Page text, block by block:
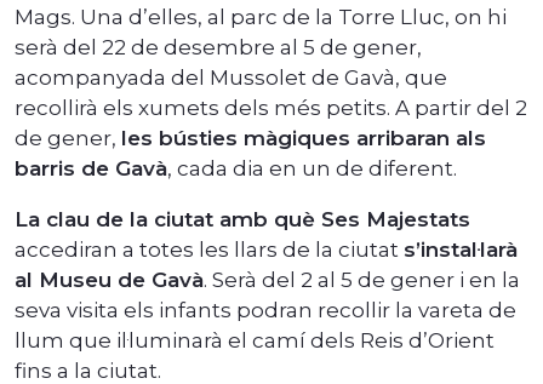
Mags. Una d’elles, al parc de la Torre Lluc, on hi
serà del 22 de desembre al 5 de gener,
acompanyada del Mussolet de Gavà, que
recollirà els xumets dels més petits. A partir del 2
de gener, les bústies màgiques arribaran als
barris de Gavà, cada dia en un de diferent.
La clau de la ciutat amb què Ses Majestats
accediran a totes les llars de la ciutat s’instal·larà
al Museu de Gavà. Serà del 2 al 5 de gener i en la
seva visita els infants podran recollir la vareta de
llum que il·luminarà el camí dels Reis d’Orient
fins a la ciutat.